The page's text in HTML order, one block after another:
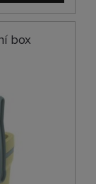
box